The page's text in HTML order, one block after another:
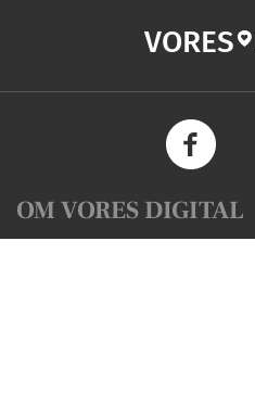
VORES
OM VORES DIGITAL